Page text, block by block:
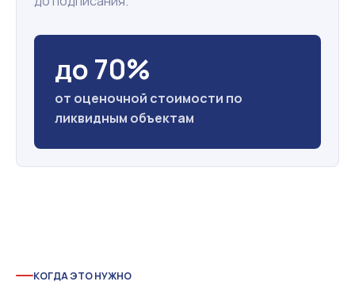
до 70%
от оценочной стоимости по
ликвидным объектам
КОГДА ЭТО НУЖНО